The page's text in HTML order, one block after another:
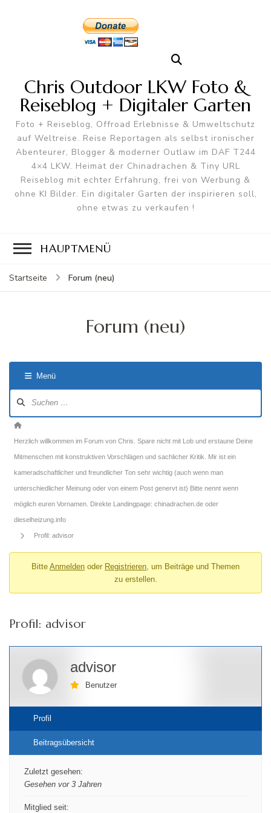
Chris Outdoor LKW Foto &
Reiseblog + Digitaler Garten
Foto + Reiseblog, Offroad Erlebnisse & Umweltschutz
auf Weltreise. Reise Reportagen als selbst ironischer
Abenteurer, Blogger & moderner Outlaw im DAF T244
4×4 LKW. Heimat der Chinadrachen & Tiny URL
Reiseblog mit echter Erfahrung, frei von Werbung &
ohne KI Bilder. Ein digitaler Garten der inspirieren soll,
ohne etwas zu verkaufen !
HAUPTMENÜ
Startseite Forum (neu)
Forum (neu)
Menü
Navigation
Forum-
Breadcrumbs
-
Du
bist
hier:
Herzlich willkommen im Forum von Chris. Spare nicht mit Lob und erstaune Deine
Mitmenschen mit konstruktiven Vorschlägen und sachlicher Kritik. Mir ist ein
kameradschaftlicher und freundlicher Ton sehr wichtig (auch wenn man
unterschiedlicher Meinung oder von einem Post genervt ist) Bitte nennt wenn
möglich euren Vornamen. Direkte Landingpage: chinadrachen.de oder
dieselheizung.info
Profil: advisor
Bitte Anmelden oder Registrieren , um Beiträge und Themen
zu erstellen.
Profil: advisor
advisor
Benutzer
Profil
Beitragsübersicht
Zuletzt gesehen:
Gesehen vor 3 Jahren
Mitglied seit: